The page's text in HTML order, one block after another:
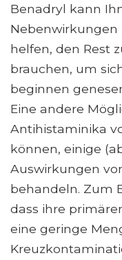
Benadryl kann
Nebenwirkungen
helfen, den Rest
brauchen, um
beginnen
Eine andere
Antihistaminika
können, einige
Auswirkungen
behandeln. Zum
dass ihre
eine geringe